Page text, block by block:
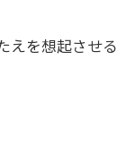
えを想起させる